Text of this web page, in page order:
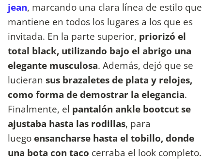
jean, marcando una clara línea de estilo que
mantiene en todos los lugares a los que es
invitada. En la parte superior, priorizó el
total black, utilizando bajo el abrigo una
elegante musculosa. Además, dejó que se
lucieran sus brazaletes de plata y relojes,
como forma de demostrar la elegancia.
Finalmente, el pantalón ankle bootcut se
ajustaba hasta las rodillas, para
luego ensancharse hasta el tobillo, donde
una bota con taco cerraba el look completo.